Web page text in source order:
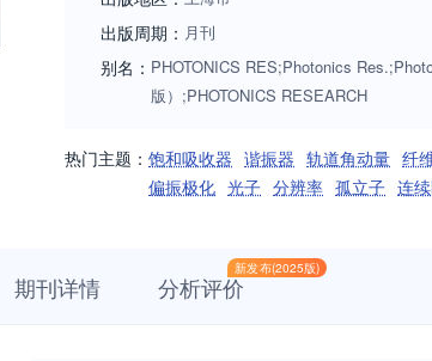
出版周期： 月刊
别名： PHOTONICS RES;Photonics
版）;PHOTONICS RESEARCH
热门主题： 饱和吸收器 谐振器 轨道角动量 纤
偏振极化 光子 分辨率 孤立子 连
期刊详情
新发布(2025版)
分析评价